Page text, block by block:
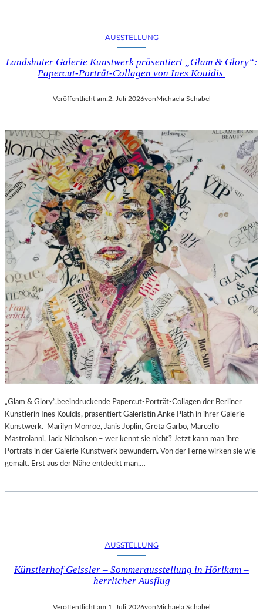
AUSSTELLUNG
Landshuter Galerie Kunstwerk präsentiert „Glam & Glory“:
Papercut-Porträt-Collagen von Ines Kouidis
Veröffentlicht am:2. Juli 2026vonMichaela Schabel
„Glam & Glory“,beeindruckende Papercut-Porträt-Collagen der Berliner
Künstlerin Ines Kouidis, präsentiert Galeristin Anke Plath in ihrer Galerie
Kunstwerk. Marilyn Monroe, Janis Joplin, Greta Garbo, Marcello
Mastroianni, Jack Nicholson – wer kennt sie nicht? Jetzt kann man ihre
Porträts in der Galerie Kunstwerk bewundern. Von der Ferne wirken sie wie
gemalt. Erst aus der Nähe entdeckt man,…
AUSSTELLUNG
Künstlerhof Geissler – Sommerausstellung in Hörlkam –
herrlicher Ausflug
Veröffentlicht am:1. Juli 2026vonMichaela Schabel